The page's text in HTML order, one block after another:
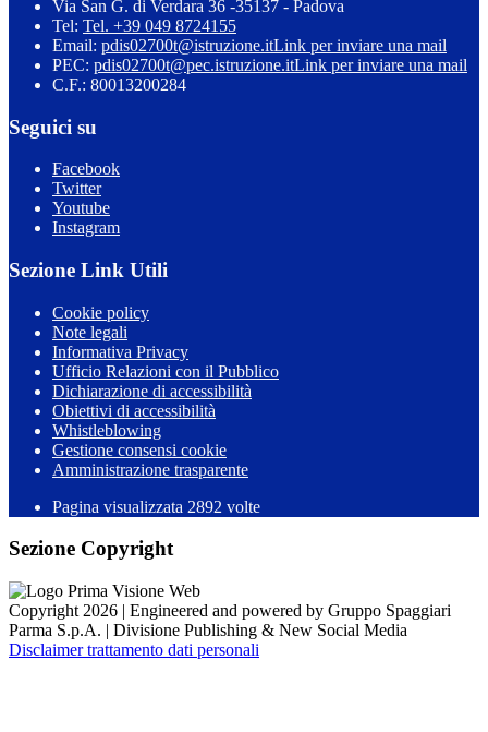
Via San G. di Verdara 36 -35137 - Padova
Tel: Tel. +39 049 8724155
Email: pdis02700t@istruzione.itLink per inviare una mail
PEC: pdis02700t@pec.istruzione.itLink per inviare una mail
C.F.: 80013200284
Seguici su
Facebook
Twitter
Youtube
Instagram
Sezione Link Utili
Cookie policy
Note legali
Informativa Privacy
Ufficio Relazioni con il Pubblico
Dichiarazione di accessibilità
Obiettivi di accessibilità
Whistleblowing
Gestione consensi cookie
Amministrazione trasparente
Pagina visualizzata 2892 volte
Sezione Copyright
Copyright 2026 | Engineered and powered by Gruppo Spaggiari
Parma S.p.A. | Divisione Publishing & New Social Media
Disclaimer trattamento dati personali